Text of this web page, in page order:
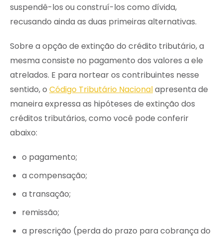
suspendê-los ou construí-los como dívida,
recusando ainda as duas primeiras alternativas.
Sobre a opção de extinção do crédito tributário, a
mesma consiste no pagamento dos valores a ele
atrelados. E para nortear os contribuintes nesse
sentido, o Código Tributário Nacionalapresenta de
maneira expressa as hipóteses de extinção dos
créditos tributários, como você pode conferir
abaixo:
o pagamento;
a compensação;
a transação;
remissão;
a prescrição (perda do prazo para cobrança do